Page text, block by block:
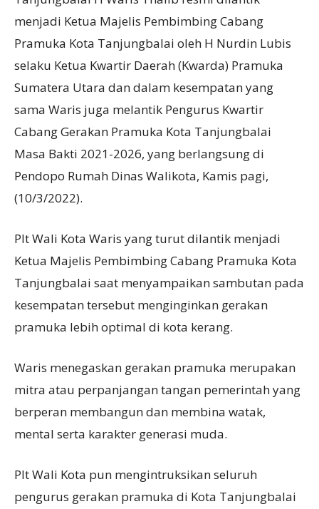
menjadi Ketua Majelis Pembimbing Cabang
Pramuka Kota Tanjungbalai oleh H Nurdin Lubis
selaku Ketua Kwartir Daerah (Kwarda) Pramuka
Sumatera Utara dan dalam kesempatan yang
sama Waris juga melantik Pengurus Kwartir
Cabang Gerakan Pramuka Kota Tanjungbalai
Masa Bakti 2021-2026, yang berlangsung di
Pendopo Rumah Dinas Walikota, Kamis pagi,
(10/3/2022).
Plt Wali Kota Waris yang turut dilantik menjadi
Ketua Majelis Pembimbing Cabang Pramuka Kota
Tanjungbalai saat menyampaikan sambutan pada
kesempatan tersebut menginginkan gerakan
pramuka lebih optimal di kota kerang.
Waris menegaskan gerakan pramuka merupakan
mitra atau perpanjangan tangan pemerintah yang
berperan membangun dan membina watak,
mental serta karakter generasi muda.
Plt Wali Kota pun mengintruksikan seluruh
pengurus gerakan pramuka di Kota Tanjungbalai